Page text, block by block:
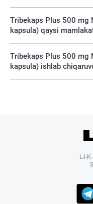
Tribekaps Plus 500
kapsula) qaysi
Tribekaps Plus 500
kapsula) ishlab
L-I-